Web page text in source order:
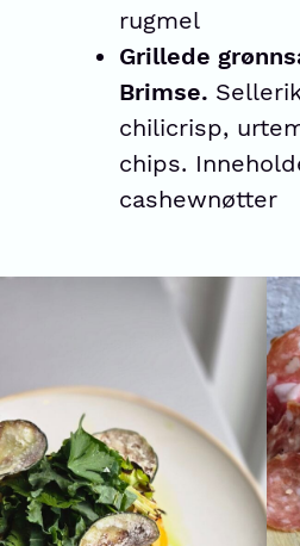
rugmel
Grillede
Brimse.
chilicrisp,
chips.
cashewnøtter